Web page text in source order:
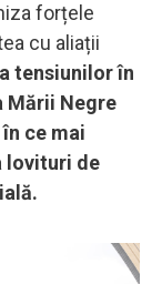
forțele
cu aliații
tensiunilor în
Mării Negre
ce mai
lovituri de